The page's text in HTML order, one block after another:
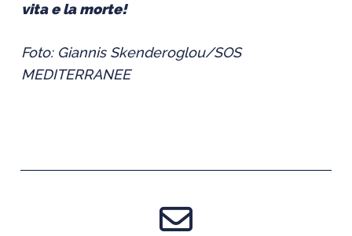
vita e la morte!
Foto: Giannis Skenderoglou/SOS
MEDITERRANEE